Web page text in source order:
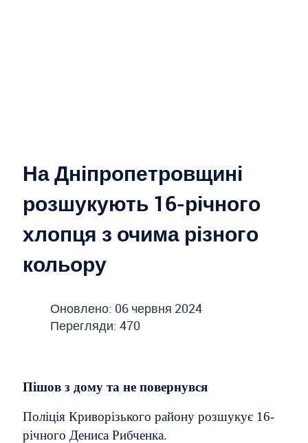
На Дніпропетровщині
розшукують 16-річного
хлопця з очима різного
кольору
Оновлено: 06 червня 2024
Перегляди: 470
Пішов з дому та не повернувся
Поліція Криворізького району розшукує 16-
річного Дениса Рибченка.